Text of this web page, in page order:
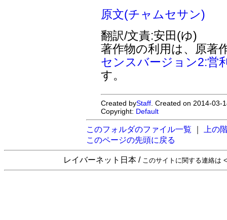
原文(チャムセサン)
翻訳/文責:安田(ゆ)
著作物の利用は、原著
センスバージョン2:営
す。
Created byStaff . Created on 2014-
Copyright: Default
このフォルダのファイル一覧
上の
このページの先頭に戻る
レイバーネット日本 / このサイトに関する連絡は